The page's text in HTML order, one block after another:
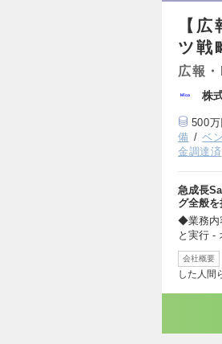
【
ツ戦
広報・
株
500
備
ベ
金調達済
急成長
グ全般
◆業務内
と実行 -
会社概要
した人間